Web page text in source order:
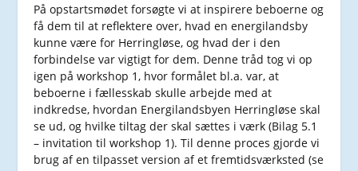
På opstartsmødet forsøgte vi at inspirere beboerne og
få dem til at reflektere over, hvad en energilandsby
kunne være for Herringløse, og hvad der i den
forbindelse var vigtigt for dem. Denne tråd tog vi op
igen på workshop 1, hvor formålet bl.a. var, at
beboerne i fællesskab skulle arbejde med at
indkredse, hvordan Energilandsbyen Herringløse skal
se ud, og hvilke tiltag der skal sættes i værk (Bilag 5.1
– invitation til workshop 1). Til denne proces gjorde vi
brug af en tilpasset version af et fremtidsværksted (se